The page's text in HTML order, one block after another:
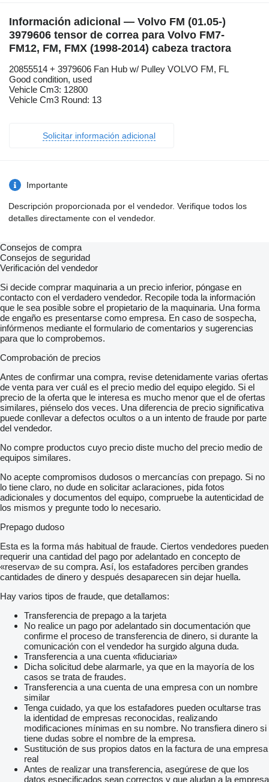
Información adicional — Volvo FM (01.05-)
3979606 tensor de correa para Volvo FM7-
FM12, FM, FMX (1998-2014) cabeza tractora
20855514 + 3979606 Fan Hub w/ Pulley VOLVO FM, FL
Good condition, used
Vehicle Cm3: 12800
Vehicle Cm3 Round: 13
Solicitar información adicional
Importante
Descripción proporcionada por el vendedor. Verifique todos los
detalles directamente con el vendedor.
Consejos de compra
Consejos de seguridad
Verificación del vendedor
Si decide comprar maquinaria a un precio inferior, póngase en
contacto con el verdadero vendedor. Recopile toda la información
que le sea posible sobre el propietario de la maquinaria. Una forma
de engaño es presentarse como empresa. En caso de sospecha,
infórmenos mediante el formulario de comentarios y sugerencias
para que lo comprobemos.
Comprobación de precios
Antes de confirmar una compra, revise detenidamente varias ofertas
de venta para ver cuál es el precio medio del equipo elegido. Si el
precio de la oferta que le interesa es mucho menor que el de ofertas
similares, piénselo dos veces. Una diferencia de precio significativa
puede conllevar a defectos ocultos o a un intento de fraude por parte
del vendedor.
No compre productos cuyo precio diste mucho del precio medio de
equipos similares.
No acepte compromisos dudosos o mercancías con prepago. Si no
lo tiene claro, no dude en solicitar aclaraciones, pida fotos
adicionales y documentos del equipo, compruebe la autenticidad de
los mismos y pregunte todo lo necesario.
Prepago dudoso
Esta es la forma más habitual de fraude. Ciertos vendedores pueden
requerir una cantidad del pago por adelantado en concepto de
«reserva» de su compra. Así, los estafadores perciben grandes
cantidades de dinero y después desaparecen sin dejar huella.
Hay varios tipos de fraude, que detallamos:
Transferencia de prepago a la tarjeta
No realice un pago por adelantado sin documentación que
confirme el proceso de transferencia de dinero, si durante la
comunicación con el vendedor ha surgido alguna duda.
Transferencia a una cuenta «fiduciaria»
Dicha solicitud debe alarmarle, ya que en la mayoría de los
casos se trata de fraudes.
Transferencia a una cuenta de una empresa con un nombre
similar
Tenga cuidado, ya que los estafadores pueden ocultarse tras
la identidad de empresas reconocidas, realizando
modificaciones mínimas en su nombre. No transfiera dinero si
tiene dudas sobre el nombre de la empresa.
Sustitución de sus propios datos en la factura de una empresa
real
Antes de realizar una transferencia, asegúrese de que los
datos especificados sean correctos y que aludan a la empresa